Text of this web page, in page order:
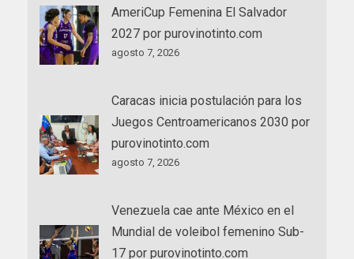
AmeriCup Femenina El Salvador
2027 por purovinotinto.com
agosto 7, 2026
Caracas inicia postulación para los
Juegos Centroamericanos 2030 por
purovinotinto.com
agosto 7, 2026
Venezuela cae ante México en el
Mundial de voleibol femenino Sub-
17 por purovinotinto.com